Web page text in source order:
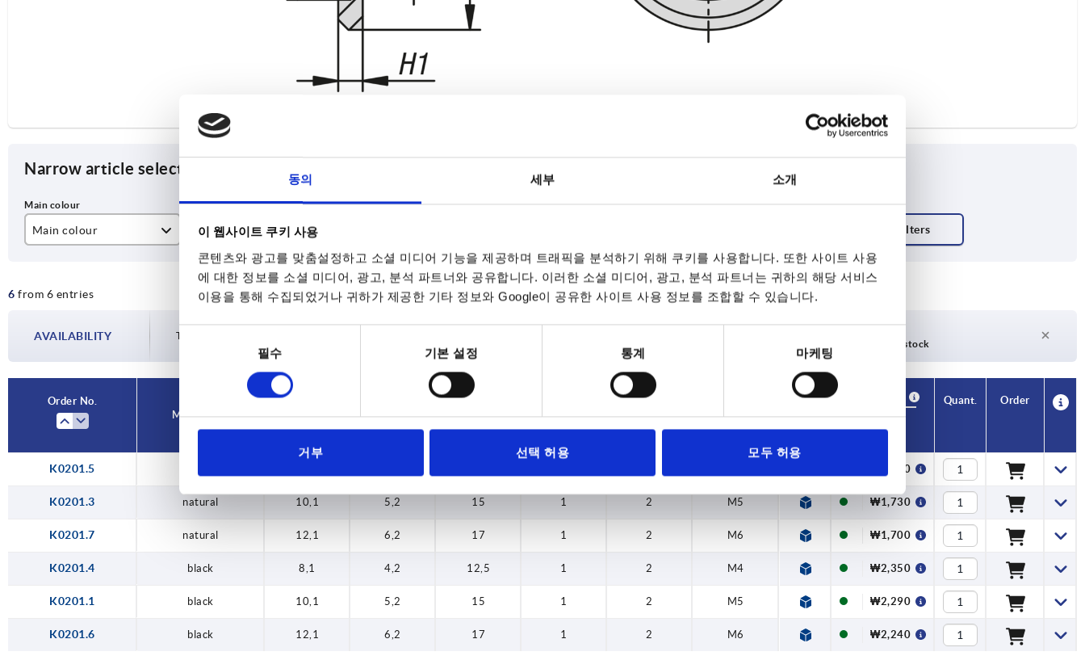
동의 세부 소개
이 웹사이트 쿠키 사용
콘텐츠와 광고를 맞춤설정하고 소셜 미디어 기능을 제공하며 트래픽을 분석하기 위해 쿠키를 사용합니다. 또한 사이트 사용
에 대한 정보를 소셜 미디어, 광고, 분석 파트너와 공유합니다. 이러한 소셜 미디어, 광고, 분석 파트너는 귀하의 해당 서비스
이용을 통해 수집되었거나 귀하가 제공한 기타 정보와 Google이 공유한 사이트 사용 정보를 조합할 수 있습니다.
동
필수 기본 설정 통계 마케팅
거부 선택 허용 모두 허용
Narrow article selection
Main colour
natural
D2
8,1
10,1
12,1
4,2
5,2
6,2
12,5
15
17
1
6 from 6 entries INCREASE TABLE SIZE
AVAILABILITY The availabilities are updated several times a day at regular intervals.
7 to 9 business days
27 days +
Currently out of stock
Order No.
Main colour
D2 D3 D4 H H1 For
CAD
Price
Quant. Order
K0201.5 ₩1,280
K0201.3 natural 10,1 5,2 15 1 2 M5 ₩1,730
K0201.7 natural 12,1 6,2 17 1 2 M6 ₩1,700
K0201.4 black 8,1 4,2 12,5 1 2 M4 ₩2,350
K0201.1 black 10,1 5,2 15 1 2 M5 ₩2,290
K0201.6 black 12,1 6,2 17 1 2 M6 ₩2,240